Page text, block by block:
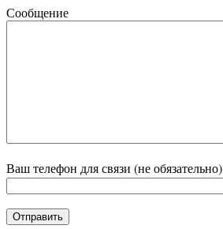
Сообщение
Ваш телефон для связи (не обязательно)